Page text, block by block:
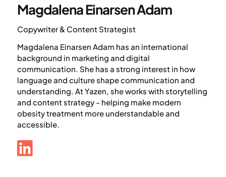
Magdalena Einarsen Adam
Copywriter & Content Strategist
Magdalena Einarsen Adam has an international
background in marketing and digital
communication. She has a strong interest in how
language and culture shape communication and
understanding. At Yazen, she works with storytelling
and content strategy - helping make modern
obesity treatment more understandable and
accessible.